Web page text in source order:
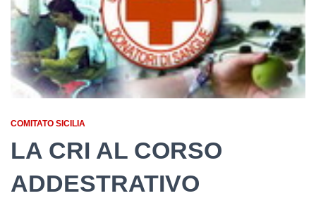
COMITATO SICILIA
LA CRI AL CORSO
ADDESTRATIVO